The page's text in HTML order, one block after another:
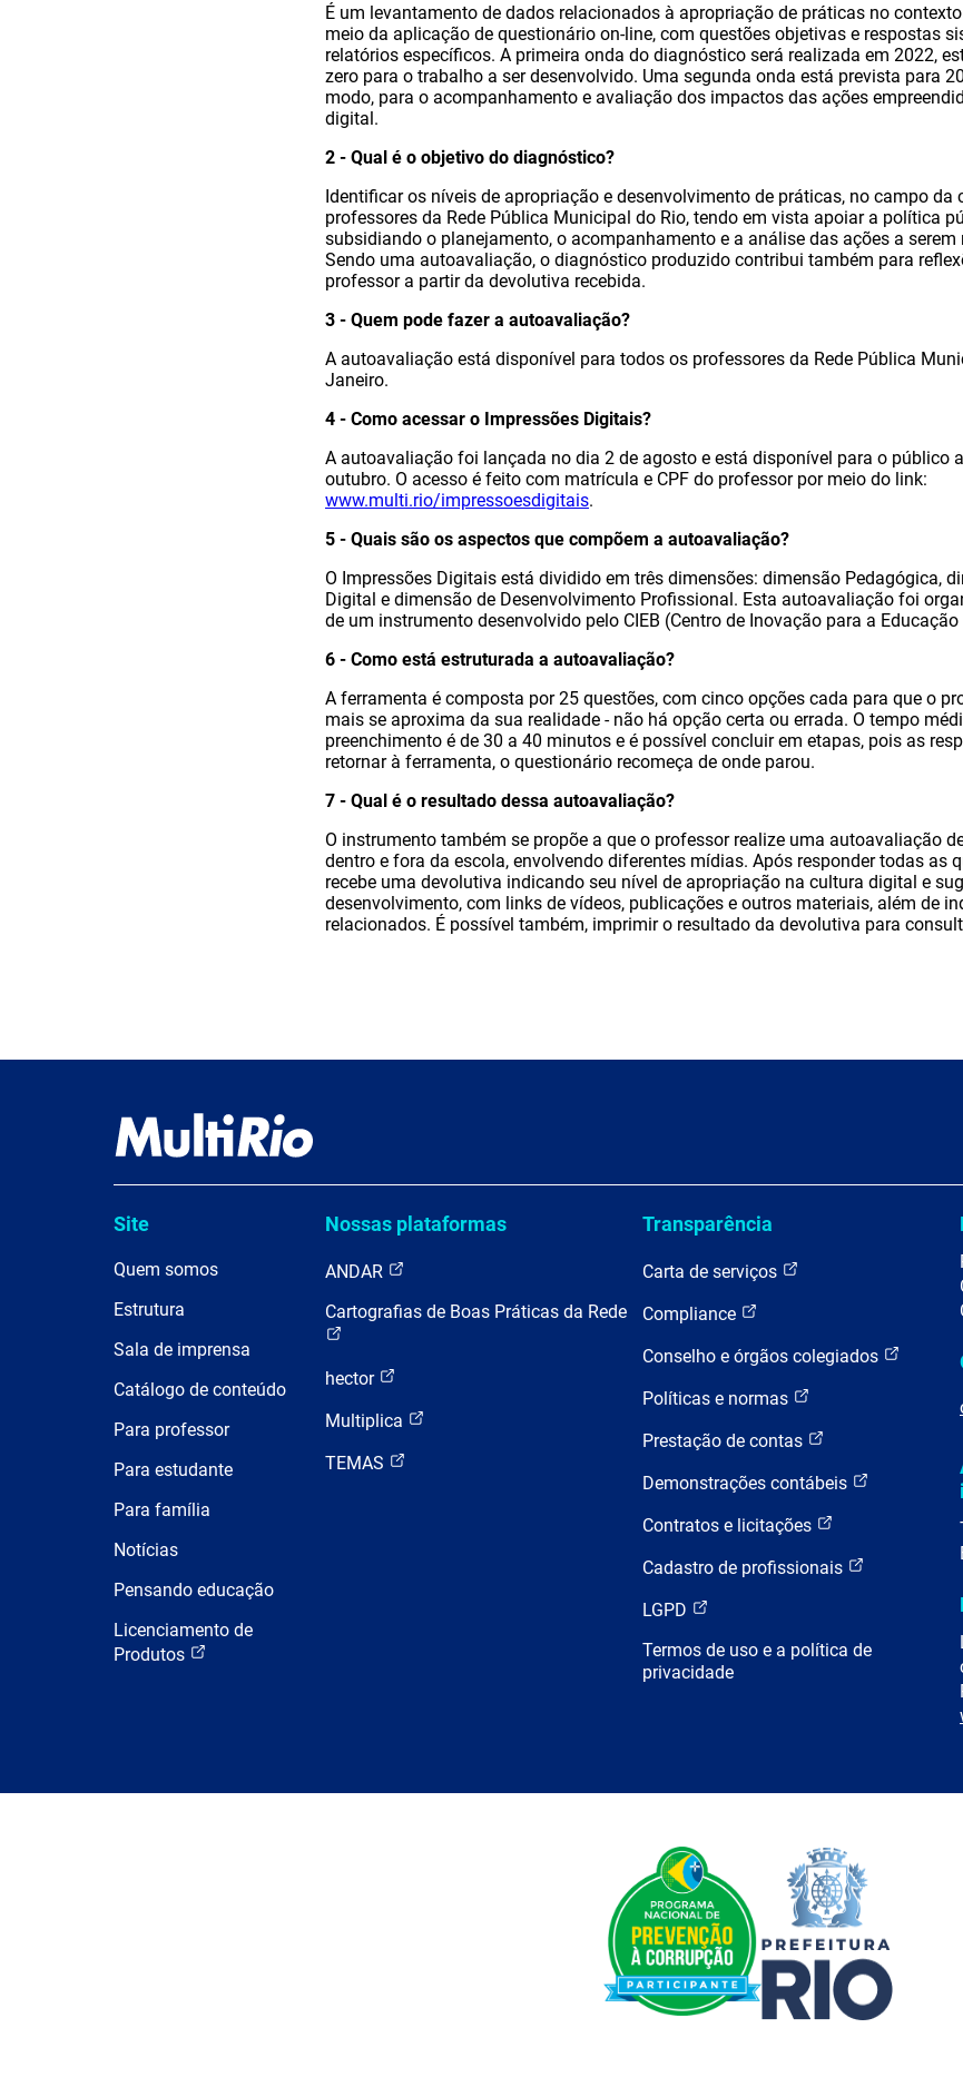
É um levantamento de dados relacionados à apropriação de práticas no
meio da aplicação de questionário on-line, com questões objetivas e respostas
relatórios específicos. A primeira onda do diagnóstico será realizada em 2022,
zero para o trabalho a ser desenvolvido. Uma segunda onda está prevista para
modo, para o acompanhamento e avaliação dos impactos das ações
digital.
2 - Qual é o objetivo do diagnóstico?
Identificar os níveis de apropriação e desenvolvimento de práticas, no campo da
professores da Rede Pública Municipal do Rio, tendo em vista apoiar a política
subsidiando o planejamento, o acompanhamento e a análise das ações a serem
Sendo uma autoavaliação, o diagnóstico produzido contribui também para
professor a partir da devolutiva recebida.
3 - Quem pode fazer a autoavaliação?
A autoavaliação está disponível para todos os professores da Rede Pública
Janeiro.
4 - Como acessar o Impressões Digitais?
A autoavaliação foi lançada no dia 2 de agosto e está disponível para o público
outubro. O acesso é feito com matrícula e CPF do professor por meio do link:
www.multi.rio/impressoesdigitais.
5 - Quais são os aspectos que compõem a autoavaliação?
O Impressões Digitais está dividido em três dimensões: dimensão Pedagógica,
Digital e dimensão de Desenvolvimento Profissional. Esta autoavaliação foi
de um instrumento desenvolvido pelo CIEB (Centro de Inovação para a
6 - Como está estruturada a autoavaliação?
A ferramenta é composta por 25 questões, com cinco opções cada para que o
mais se aproxima da sua realidade - não há opção certa ou errada. O tempo
preenchimento é de 30 a 40 minutos e é possível concluir em etapas, pois as
retornar à ferramenta, o questionário recomeça de onde parou.
7 - Qual é o resultado dessa autoavaliação?
O instrumento também se propõe a que o professor realize uma autoavaliação
dentro e fora da escola, envolvendo diferentes mídias. Após responder todas as
recebe uma devolutiva indicando seu nível de apropriação na cultura digital e
desenvolvimento, com links de vídeos, publicações e outros materiais, além de
relacionados. É possível também, imprimir o resultado da devolutiva para
Site
Quem somos
Estrutura
Sala de imprensa
Catálogo de conteúdo
Para professor
Para estudante
Para família
Notícias
Pensando educação
Licenciamento de
Produtos
Nossas plataformas
ANDAR
Cartografias de Boas Práticas da Rede
hector
Multiplica
TEMAS
Transparência
Carta de serviços
Compliance
Conselho e órgãos colegiados
Políticas e normas
Prestação de contas
Demonstrações contábeis
Contratos e licitações
Cadastro de profissionais
LGPD
Termos de uso e a política de
privacidade